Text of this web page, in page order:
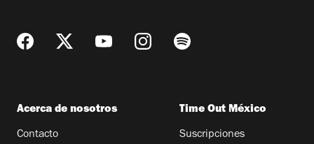
Acerca de nosotros
Contacto
Time Out México
Suscripciones